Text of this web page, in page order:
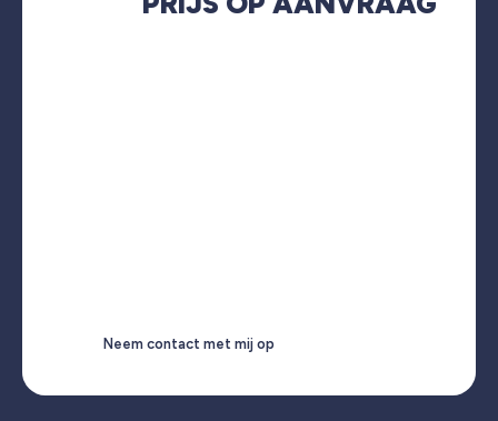
Neem contact met mij op